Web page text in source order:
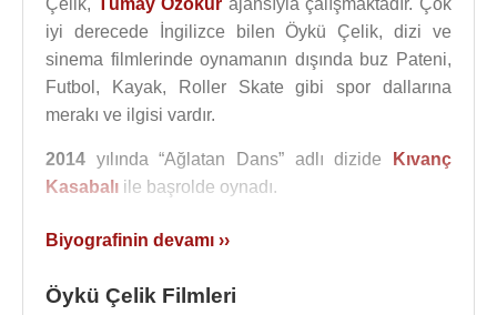
Çelik, Tümay Özokur ajansıyla çalışmaktadır. Çok
iyi derecede İngilizce bilen Öykü Çelik, dizi ve
sinema filmlerinde oynamanın dışında buz Pateni,
Futbol, Kayak, Roller Skate gibi spor dallarına
merakı ve ilgisi vardır.
2014 yılında “Ağlatan Dans” adlı dizide Kıvanç
Kasabalı ile başrolde oynadı.
2014 yılında “Yeşil Deniz
Turak,Burak Alkaş Ali Barkın
Biyografinin devamı ››
Öykü Çelik Filmleri